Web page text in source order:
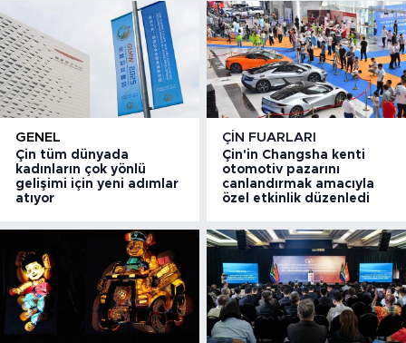
GENEL
Çin tüm dünyada
kadınların çok yönlü
gelişimi için yeni adımlar
atıyor
ÇIN FUARLARI
Çin'in Changsha kenti
otomotiv pazarını
canlandırmak amacıyla
özel etkinlik düzenledi